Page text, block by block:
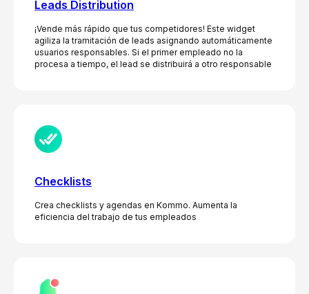
Leads Distribution
¡Vende más rápido que tus competidores! Este widget
agiliza la tramitación de leads asignando automáticamente
usuarios responsables. Si el primer empleado no la
procesa a tiempo, el lead se distribuirá a otro responsable
Checklists
Crea checklists y agendas en Kommo. Aumenta la
eficiencia del trabajo de tus empleados